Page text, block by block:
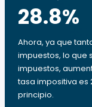
28.8%
Ahora, ya que
impuestos, lo que
impuestos,
tasa impositiva es
principio.